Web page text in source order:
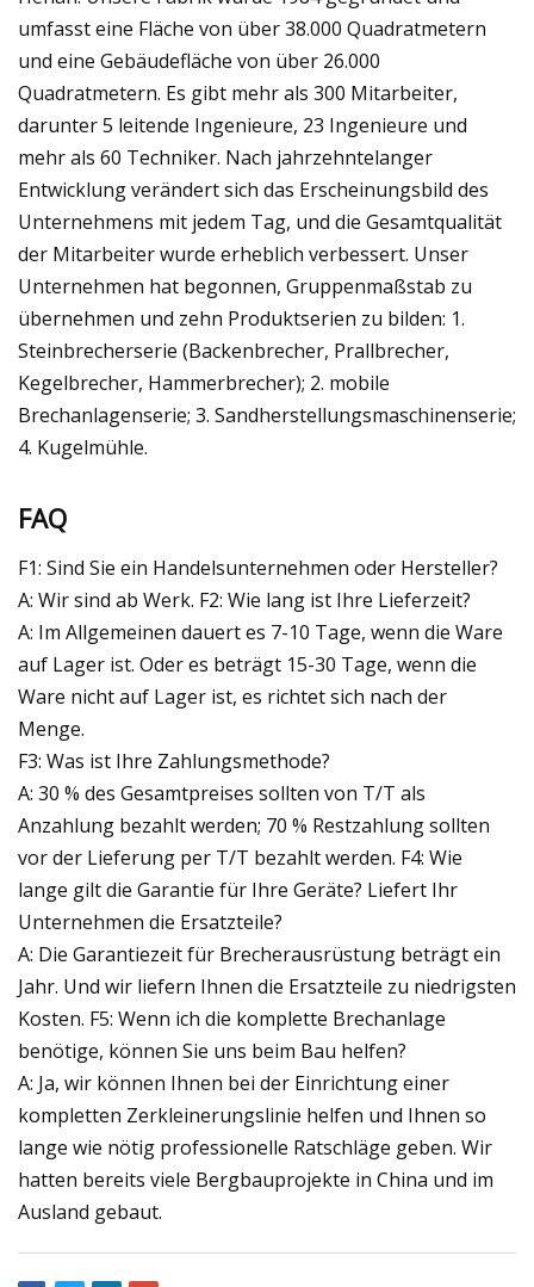
umfasst eine Fläche von über 38.000 Quadratmetern
und eine Gebäudefläche von über 26.000
Quadratmetern. Es gibt mehr als 300 Mitarbeiter,
darunter 5 leitende Ingenieure, 23 Ingenieure und
mehr als 60 Techniker. Nach jahrzehntelanger
Entwicklung verändert sich das Erscheinungsbild des
Unternehmens mit jedem Tag, und die Gesamtqualität
der Mitarbeiter wurde erheblich verbessert. Unser
Unternehmen hat begonnen, Gruppenmaßstab zu
übernehmen und zehn Produktserien zu bilden: 1.
Steinbrecherserie (Backenbrecher, Prallbrecher,
Kegelbrecher, Hammerbrecher); 2. mobile
Brechanlagenserie; 3. Sandherstellungsmaschinenserie;
4. Kugelmühle.
FAQ
F1: Sind Sie ein Handelsunternehmen oder Hersteller?
A: Wir sind ab Werk. F2: Wie lang ist Ihre Lieferzeit?
A: Im Allgemeinen dauert es 7-10 Tage, wenn die Ware
auf Lager ist. Oder es beträgt 15-30 Tage, wenn die
Ware nicht auf Lager ist, es richtet sich nach der
Menge.
F3: Was ist Ihre Zahlungsmethode?
A: 30 % des Gesamtpreises sollten von T/T als
Anzahlung bezahlt werden; 70 % Restzahlung sollten
vor der Lieferung per T/T bezahlt werden. F4: Wie
lange gilt die Garantie für Ihre Geräte? Liefert Ihr
Unternehmen die Ersatzteile?
A: Die Garantiezeit für Brecherausrüstung beträgt ein
Jahr. Und wir liefern Ihnen die Ersatzteile zu niedrigsten
Kosten. F5: Wenn ich die komplette Brechanlage
benötige, können Sie uns beim Bau helfen?
A: Ja, wir können Ihnen bei der Einrichtung einer
kompletten Zerkleinerungslinie helfen und Ihnen so
lange wie nötig professionelle Ratschläge geben. Wir
hatten bereits viele Bergbauprojekte in China und im
Ausland gebaut.